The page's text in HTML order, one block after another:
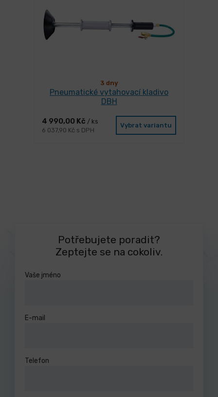
3 dny
Pneumatické vytahovací kladivo
DBH
4 990,00 Kč / ks
6 037,90 Kč s DPH
Vybrat variantu
Potřebujete poradit?
Zeptejte se na cokoliv.
Vaše jméno
E-mail
Telefon